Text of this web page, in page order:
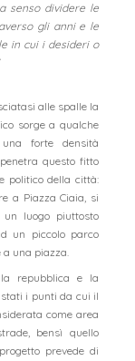
senso dividere le
gli anni e le
in cui i desideri o
alle spalle la
sorge a qualche
forte densità
questo fitto
politico della città:
a Piazza Ciaia, si
luogo piuttosto
un piccolo parco
una piazza.
repubblica e la
stati i punti da cui il
come area
bensì quello
prevede di